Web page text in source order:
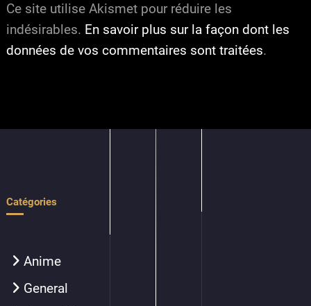
Ce site utilise Akismet pour réduire les
indésirables. En savoir plus sur la façon dont les
données de vos commentaires sont traitées.
Catégories
Anime
General